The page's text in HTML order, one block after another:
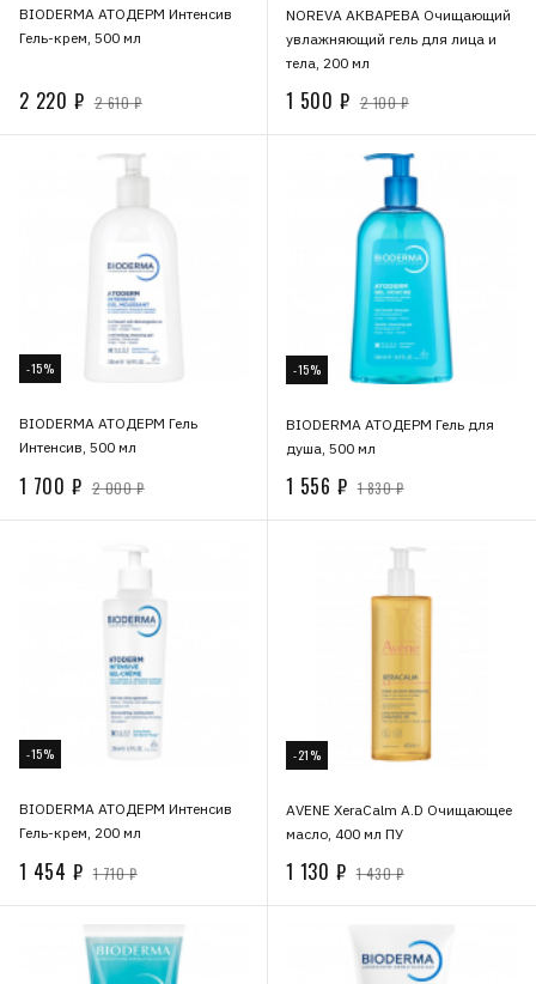
BIODERMA АТОДЕРМ Интенсив
Гель-крем, 500 мл
2 220 ₽ 2 610 ₽
NOREVA АКВАРЕВА Очищающий
увлажняющий гель для лица и
тела, 200 мл
1 500 ₽ 2 100 ₽
-15%
BIODERMA АТОДЕРМ Гель
Интенсив, 500 мл
1 700 ₽ 2 000 ₽
-15%
BIODERMA АТОДЕРМ Гель для
душа, 500 мл
1 556 ₽ 1 830 ₽
-15%
BIODERMA АТОДЕРМ Интенсив
Гель-крем, 200 мл
1 454 ₽ 1 710 ₽
-21%
AVENE XeraCalm A.D Очищающее
масло, 400 мл ПУ
1 130 ₽ 1 430 ₽